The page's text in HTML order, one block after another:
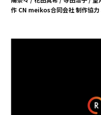
作 CN meikos合同会社 制作協